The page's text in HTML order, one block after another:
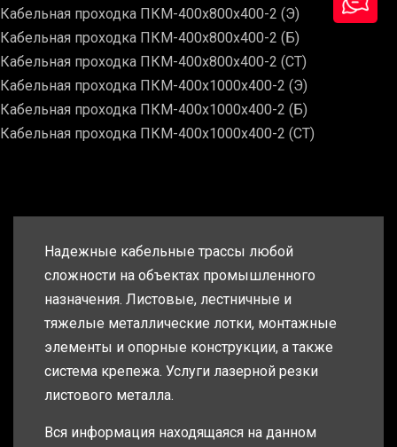
Кабельная проходка ПКМ-400х800х400-2 (Э)
Кабельная проходка ПКМ-400х800х400-2 (Б)
Кабельная проходка ПКМ-400х800х400-2 (СТ)
Кабельная проходка ПКМ-400х1000х400-2 (Э)
Кабельная проходка ПКМ-400х1000х400-2 (Б)
Кабельная проходка ПКМ-400х1000х400-2 (СТ)
Надежные кабельные трассы любой
сложности на объектах промышленного
назначения. Листовые, лестничные и
тяжелые металлические лотки, монтажные
элементы и опорные конструкции, а также
система крепежа. Услуги лазерной резки
листового металла.
Вся информация находящаяся на данном